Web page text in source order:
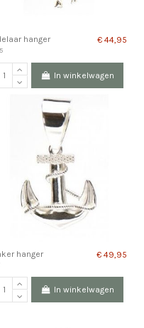
hanger € 44,95
In winkelwagen
hanger € 49,95
In winkelwagen